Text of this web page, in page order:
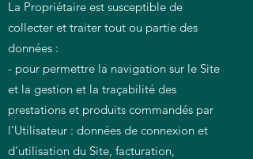
La Propriétaire est susceptible de
collecter et traiter tout ou partie des
données :
- pour permettre la navigation sur le Site
et la gestion et la traçabilité des
prestations et produits commandés par
l’Utilisateur : données de connexion et
d’utilisation du Site, facturation,